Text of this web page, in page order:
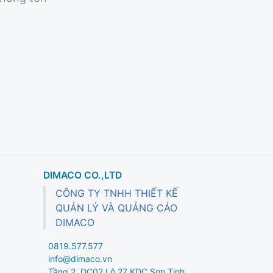
DIMACO CO.,LTD
CÔNG TY TNHH THIẾT KẾ
QUẢN LÝ VÀ QUẢNG CÁO
DIMACO
0819.577.577
info@dimaco.vn